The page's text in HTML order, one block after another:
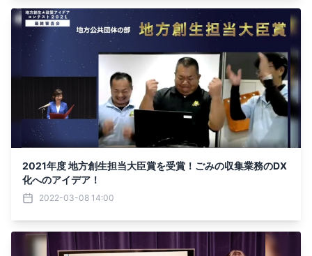
2021年度 地方創生担当大臣賞を受賞！ごみの収集業務のDX
化へのアイデア！
2022-03-08 14:00